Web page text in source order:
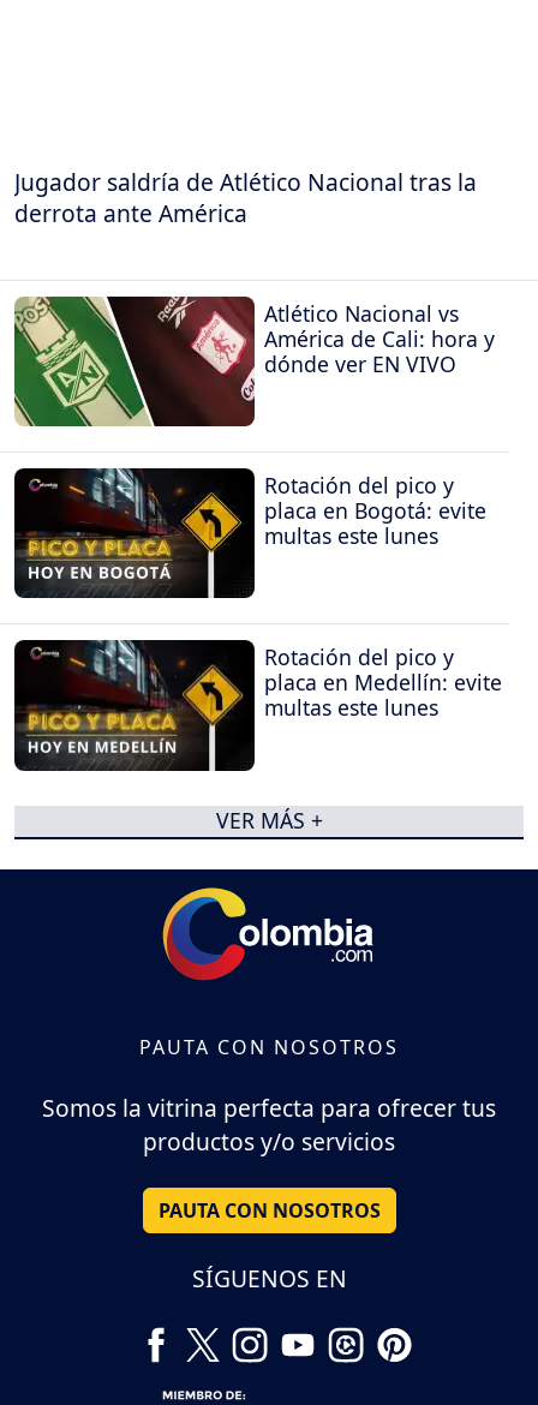
Jugador saldría de Atlético Nacional tras la
derrota ante América
Atlético Nacional vs
América de Cali: hora y
dónde ver EN VIVO
Rotación del pico y
placa en Bogotá: evite
multas este lunes
Rotación del pico y
placa en Medellín: evite
multas este lunes
VER MÁS +
PAUTA CON NOSOTROS
Somos la vitrina perfecta para ofrecer tus
productos y/o servicios
PAUTA CON NOSOTROS
SÍGUENOS EN